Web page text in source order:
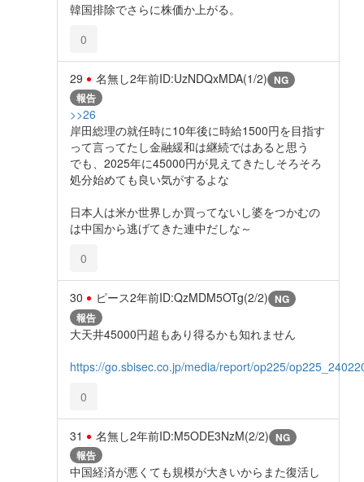
韓国排除でさらに株価か上がる。
0
29 名無し2年前ID:UzNDQxMDA(1/2) NG
報告
>>26
岸田総理の就任時に10年後に時給1500円を目指す
って言ってたし金融緩和は継続ではあると思う
でも、2025年に45000円が見えてきたしそろそろ
処分始めても良い気がするよな
日本人は米か世界しか買ってないし婆をつかむの
は中国から逃げてきた連中だしな～
0
30 ピース2年前ID:QzMDM5OTg(2/2) NG
報告
大天井45000円超もあり得るかも知れません
https://go.sbisec.co.jp/media/report/op225/
0
31 名無し2年前ID:M5ODE3NzM(2/2) NG
報告
中国経済が悪くても規模が大きいからまた復活し